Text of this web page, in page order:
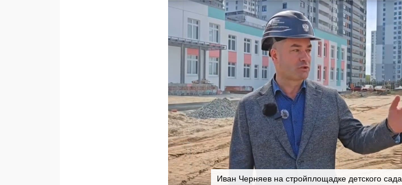
Иван Черняев на стройплощадке детского сада